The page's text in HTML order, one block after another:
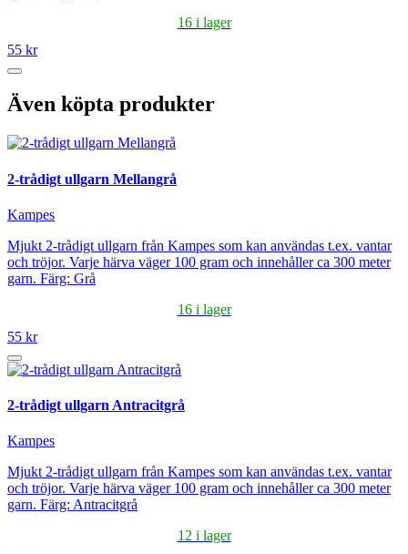
16 i lager
55 kr
Även köpta produkter
2-trådigt ullgarn Mellangrå
Kampes
Mjukt 2-trådigt ullgarn från Kampes som kan användas t.ex. vantar
och tröjor. Varje härva väger 100 gram och innehåller ca 300 meter
garn. Färg: Grå
16 i lager
55 kr
2-trådigt ullgarn Antracitgrå
Kampes
Mjukt 2-trådigt ullgarn från Kampes som kan användas t.ex. vantar
och tröjor. Varje härva väger 100 gram och innehåller ca 300 meter
garn. Färg: Antracitgrå
12 i lager